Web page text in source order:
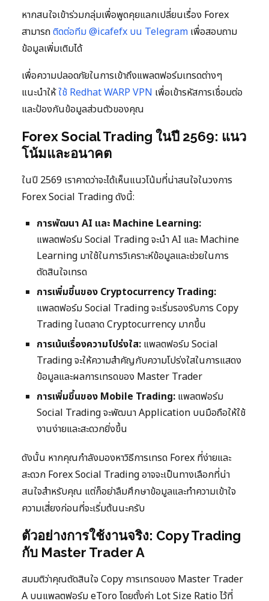
หากสนใจเข้าร่วมกลุ่มเพื่อพูดคุยแลกเปลี่ยนเรื่อง Forex
สามารถติดต่อทีม @icafefx บน Telegram เพื่อสอบถาม
ข้อมูลเพิ่มเติมได้
เพื่อความปลอดภัยในการเข้าถึงแพลตฟอร์มเทรดต่างๆ
แนะนำให้ใช้ Redhat WARP VPN เพื่อเข้ารหัสการเชื่อมต่อ
และป้องกันข้อมูลส่วนตัวของคุณ
Forex Social Trading ในปี 2569: แนว
โน้มและอนาคต
ในปี 2569 เราคาดว่าจะได้เห็นแนวโน้มที่น่าสนใจในวงการ
Forex Social Trading ดังนี้:
การพัฒนา AI และ Machine Learning:
แพลตฟอร์ม Social Trading จะนำ AI และ Machine
Learning มาใช้ในการวิเคราะห์ข้อมูลและช่วยในการ
ตัดสินใจเทรด
การเพิ่มขึ้นของ Cryptocurrency Trading:
แพลตฟอร์ม Social Trading จะเริ่มรองรับการ Copy
Trading ในตลาด Cryptocurrency มากขึ้น
การเน้นเรื่องความโปร่งใส: แพลตฟอร์ม Social
Trading จะให้ความสำคัญกับความโปร่งใสในการแสดง
ข้อมูลและผลการเทรดของ Master Trader
การเพิ่มขึ้นของ Mobile Trading: แพลตฟอร์ม
Social Trading จะพัฒนา Application บนมือถือให้ใช้
งานง่ายและสะดวกยิ่งขึ้น
ดังนั้น หากคุณกำลังมองหาวิธีการเทรด Forex ที่ง่ายและ
สะดวก Forex Social Trading อาจจะเป็นทางเลือกที่น่า
สนใจสำหรับคุณ แต่ก็อย่าลืมศึกษาข้อมูลและทำความเข้าใจ
ความเสี่ยงก่อนที่จะเริ่มต้นนะครับ
ตัวอย่างการใช้งานจริง: Copy Trading
กับ Master Trader A
สมมติว่าคุณตัดสินใจ Copy การเทรดของ Master Trader
A บนแพลตฟอร์ม eToro โดยตั้งค่า Lot Size Ratio ไว้ที่